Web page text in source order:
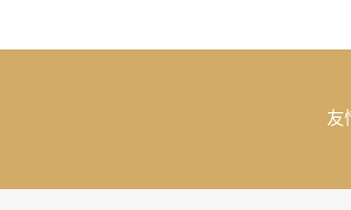
友